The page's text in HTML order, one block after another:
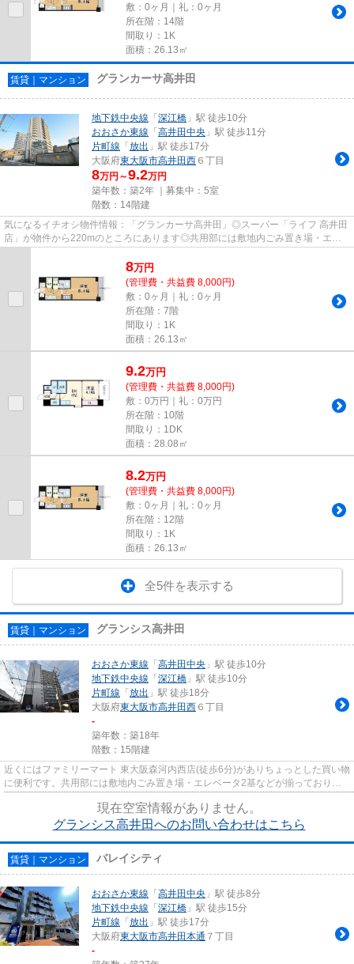
敷：0ヶ月｜礼：0ヶ月
所在階：14階
間取り：1K
面積：26.13㎡
賃貸｜マンション グランカーサ高井田
地下鉄中央線 「深江橋 」駅 徒歩10分
おおさか東線 「高井田中央 」駅 徒歩11分
片町線 「放出 」駅 徒歩17分
大阪府東大阪市高井田西 ６丁目
8万円～9.2万円
築年数：築2年 ｜募集中： 5室
階数：14階建
気になるイチオシ物件情報：「グランカーサ高井田」◎スーパー「ライフ 高井田
店」が物件から220mのところにあります◎共用部には敷地内ごみ置き場・エレ
ベータ2基などが揃っております◎...
8万円
(管理費・共益費 8,000円)
敷：0ヶ月｜礼：0ヶ月
所在階：7階
間取り：1K
面積：26.13㎡
9.2万円
(管理費・共益費 8,000円)
敷：0万円｜礼：0万円
所在階：10階
間取り：1DK
面積：28.08㎡
8.2万円
(管理費・共益費 8,000円)
敷：0ヶ月｜礼：0ヶ月
所在階：12階
間取り：1K
面積：26.13㎡
全5件を表示する
賃貸｜マンション グランシス高井田
おおさか東線 「高井田中央 」駅 徒歩10分
地下鉄中央線 「深江橋 」駅 徒歩10分
片町線 「放出 」駅 徒歩18分
大阪府東大阪市高井田西 ６丁目
-
築年数：築18年
階数：15階建
近くにはファミリーマート 東大阪森河内西店(徒歩6分)がありちょっとした買い物
に便利です。共用部には敷地内ごみ置き場・エレベータ2基などが揃っておりま
す。行動範囲が広がる2駅利...
現在空室情報がありません。
グランシス高井田へのお問い合わせはこちら
賃貸｜マンション バレイシティ
おおさか東線 「高井田中央 」駅 徒歩8分
地下鉄中央線 「深江橋 」駅 徒歩15分
片町線 「放出 」駅 徒歩17分
大阪府東大阪市高井田本通 ７丁目
-